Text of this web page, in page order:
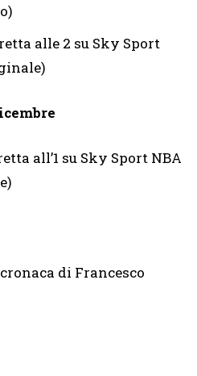
alle 2 su Sky Sport
all’1 su Sky Sport NBA
di Francesco